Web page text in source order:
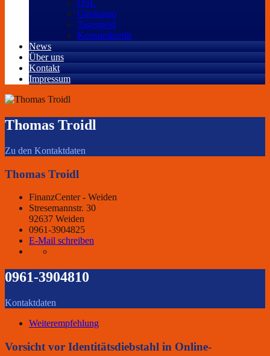
DSL
Girokonto
Tagesgeld
Konsumkredit
News
Über uns
Kontakt
Impressum
Thomas Troidl
Zu den Kontaktdaten
Thomas Troidl
FinanzCenter - Weiden
Stresemannstr. 30
92637 Weiden
0961-3904825
E-Mail schreiben
0961-3904810
Kontaktdaten
Weiterempfehlung
Vorsicht vor Identitätsdiebstahl in Online-